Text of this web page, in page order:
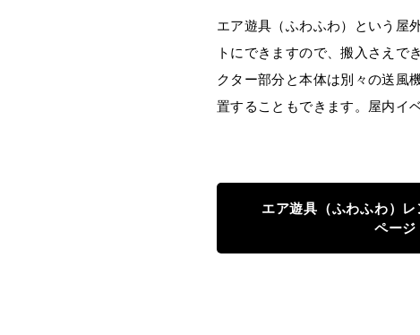
エア遊具（ふわふわ）という屋
トにできますので、搬入さえで
クター部分と本体は別々の送風
置することもできます。屋内イ
エア遊具（ふわふわ）
ページ